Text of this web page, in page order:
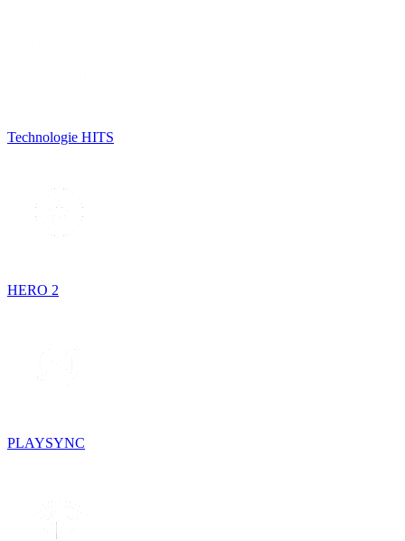
Technologie HITS
HERO 2
PLAYSYNC